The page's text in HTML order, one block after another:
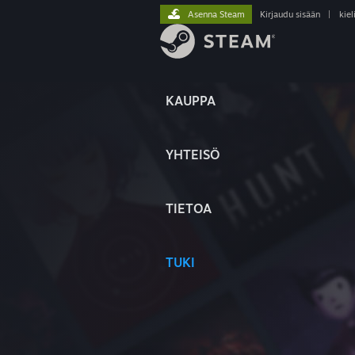
KAUPPA
YHTEISÖ
TIETOA
TUKI
Asenna Steam Kirjaudu sisään kieli